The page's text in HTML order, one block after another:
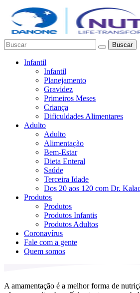
Buscar
Infantil
Infantil
Planejamento
Gravidez
Primeiros Meses
Criança
Dificuldades Alimentares
Adulto
Adulto
Alimentação
Bem-Estar
Dieta Enteral
Saúde
Terceira Idade
Dos 20 aos 120 com Dr.
Produtos
Produtos
Produtos Infantis
Produtos Adultos
Coronavírus
Fale com a gente
Quem somos
A amamentação é a melhor forma de